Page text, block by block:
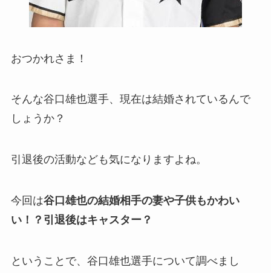
おつかれさま！
そんな谷口雄也選手、現在は結婚されているんで
しょうか？
引退後の活動なども気になりますよね。
今回は谷口雄也の結婚相手の妻や子供もかわい
い！？引退後はキャスター？
ということで、谷口雄也選手について調べまし